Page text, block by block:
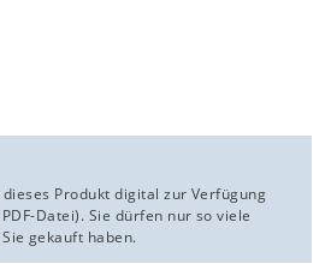
Produkt digital zur Verfügung
Datei). Sie dürfen nur so viele
gekauft haben.